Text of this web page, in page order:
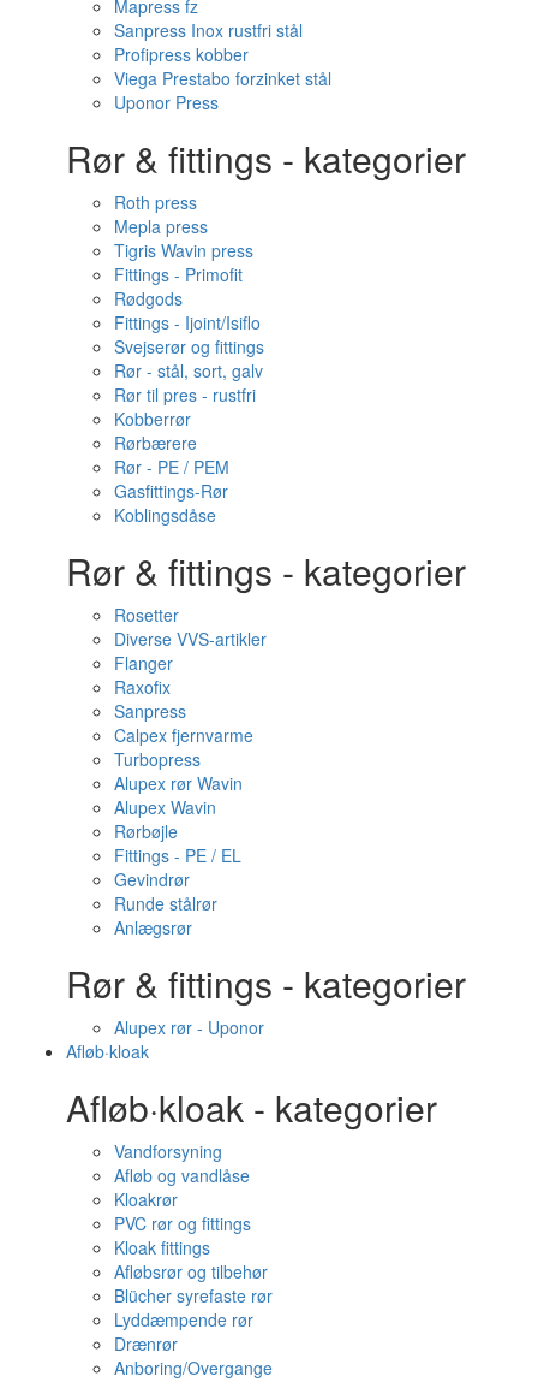
Mapress fz
Sanpress Inox rustfri stål
Profipress kobber
Viega Prestabo forzinket stål
Uponor Press
Rør & fittings - kategorier
Roth press
Mepla press
Tigris Wavin press
Fittings - Primofit
Rødgods
Fittings - Ijoint/Isiflo
Svejserør og fittings
Rør - stål, sort, galv
Rør til pres - rustfri
Kobberrør
Rørbærere
Rør - PE / PEM
Gasfittings-Rør
Koblingsdåse
Rør & fittings - kategorier
Rosetter
Diverse VVS-artikler
Flanger
Raxofix
Sanpress
Calpex fjernvarme
Turbopress
Alupex rør Wavin
Alupex Wavin
Rørbøjle
Fittings - PE / EL
Gevindrør
Runde stålrør
Anlægsrør
Rør & fittings - kategorier
Alupex rør - Uponor
Afløb·kloak
Afløb·kloak - kategorier
Vandforsyning
Afløb og vandlåse
Kloakrør
PVC rør og fittings
Kloak fittings
Afløbsrør og tilbehør
Blücher syrefaste rør
Lyddæmpende rør
Drænrør
Anboring/Overgange